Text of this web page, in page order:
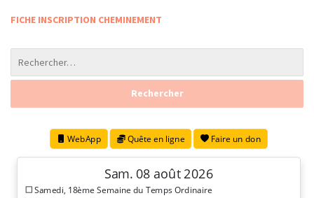
FICHE INSCRIPTION CHEMINEMENT